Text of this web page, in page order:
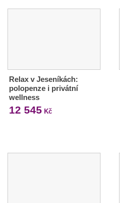
Relax v Jeseníkách:
polopenze i privátní
wellness
12 545 Kč